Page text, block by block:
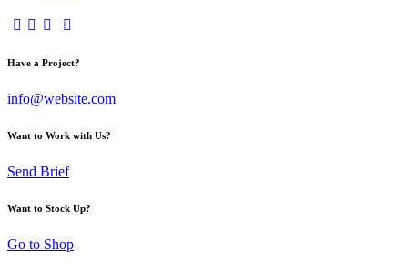
Have a Project?
info@website.com
Want to Work with Us?
Send Brief
Want to Stock Up?
Go to Shop